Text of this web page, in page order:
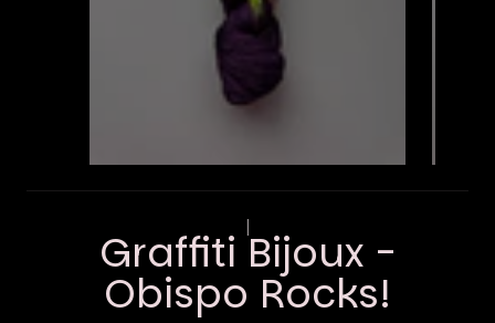
|
Graffiti Bijoux -
Obispo Rocks!